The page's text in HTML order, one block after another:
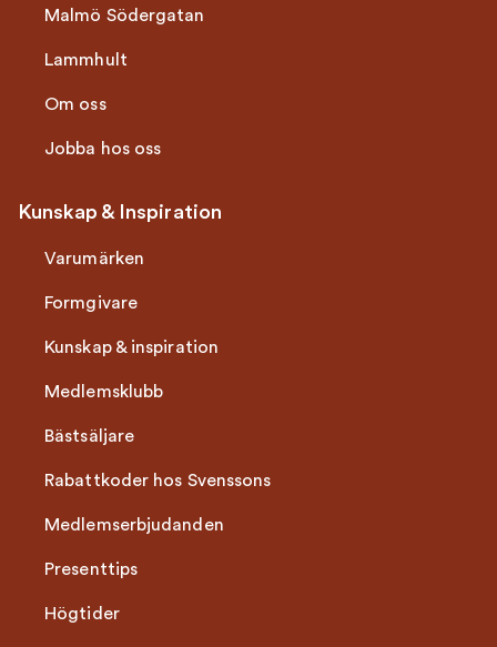
Malmö Södergatan
Lammhult
Om oss
Jobba hos oss
Kunskap & Inspiration
Varumärken
Formgivare
Kunskap & inspiration
Medlemsklubb
Bästsäljare
Rabattkoder hos Svenssons
Medlemserbjudanden
Presenttips
Högtider